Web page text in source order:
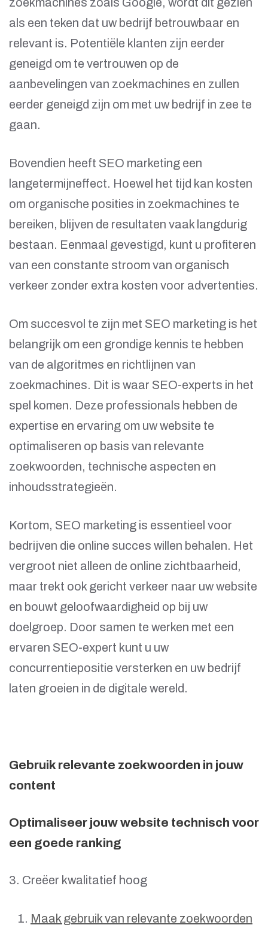
als een teken dat uw bedrijf betrouwbaar en
relevant is. Potentiële klanten zijn eerder
geneigd om te vertrouwen op de
aanbevelingen van zoekmachines en zullen
eerder geneigd zijn om met uw bedrijf in zee te
gaan.
Bovendien heeft SEO marketing een
langetermijneffect. Hoewel het tijd kan kosten
om organische posities in zoekmachines te
bereiken, blijven de resultaten vaak langdurig
bestaan. Eenmaal gevestigd, kunt u profiteren
van een constante stroom van organisch
verkeer zonder extra kosten voor advertenties.
Om succesvol te zijn met SEO marketing is het
belangrijk om een grondige kennis te hebben
van de algoritmes en richtlijnen van
zoekmachines. Dit is waar SEO-experts in het
spel komen. Deze professionals hebben de
expertise en ervaring om uw website te
optimaliseren op basis van relevante
zoekwoorden, technische aspecten en
inhoudsstrategieën.
Kortom, SEO marketing is essentieel voor
bedrijven die online succes willen behalen. Het
vergroot niet alleen de online zichtbaarheid,
maar trekt ook gericht verkeer naar uw website
en bouwt geloofwaardigheid op bij uw
doelgroep. Door samen te werken met een
ervaren SEO-expert kunt u uw
concurrentiepositie versterken en uw bedrijf
laten groeien in de digitale wereld.
Gebruik relevante zoekwoorden in jouw
content
Optimaliseer jouw website technisch voor
een goede ranking
3. Creëer kwalitatief hoog
Maak gebruik van relevante zoekwoorden